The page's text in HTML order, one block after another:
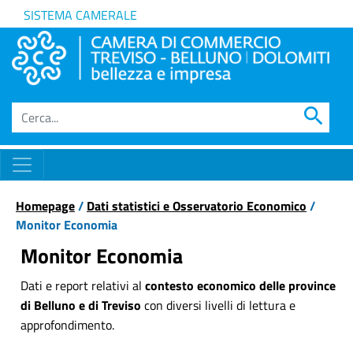
SISTEMA CAMERALE
search
Homepage/ Dati statistici e Osservatorio Economico /
Monitor Economia
Monitor Economia
Dati e report relativi al contesto economico delle province
di Belluno e di Treviso con diversi livelli di lettura e
approfondimento.